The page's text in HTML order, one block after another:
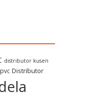
distributor kusen
Distributor